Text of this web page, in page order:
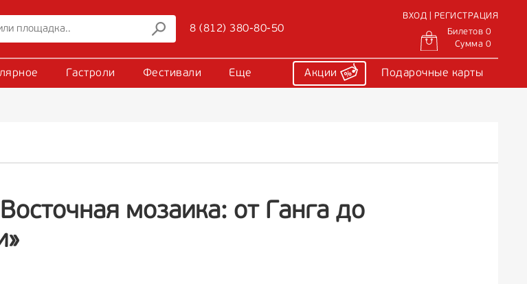
8 (812) 380-80-50
ВХОД | РЕГИСТРАЦИЯ
Билетов 0
Сумма 0
Гастроли Фестивали Еще Акции Подарочные карты
мозаика: от Ганга до